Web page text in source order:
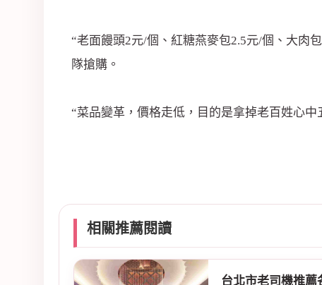
“老面饅頭2元/個、紅糖燕麥包2.5元/個、大肉
隊搶購。
“菜品變革，價格走低，目的是拿掉老百姓心
相關推薦閱讀
台北市老司機推薦